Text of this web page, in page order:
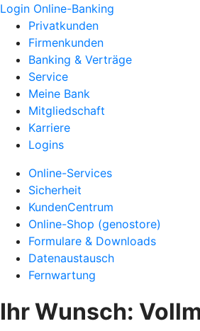
Login Online-Banking
Privatkunden
Firmenkunden
Banking & Verträge
Service
Meine Bank
Mitgliedschaft
Karriere
Logins
Online-Services
Sicherheit
KundenCentrum
Online-Shop (genostore)
Formulare & Downloads
Datenaustausch
Fernwartung
Ihr Wunsch: